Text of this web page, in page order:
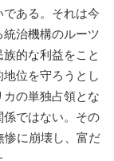
ある。それは今
治機構のルーツ
的な利益をこと
位を守ろうとし
の単独占領とな
係ではない。その
惨に崩壊し、富だ